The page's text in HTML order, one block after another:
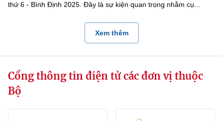
thứ 6 - Bình Định 2025. Đây là sự kiện quan trọng nhằm cụ...
Xem thêm
Cổng thông tin điện tử các đơn vị thuộc
Bộ